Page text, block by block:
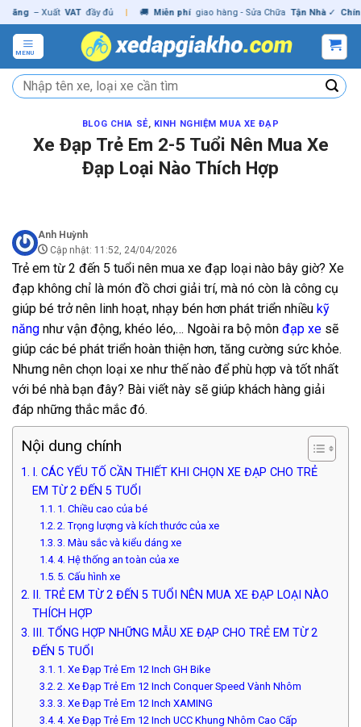
Skip
to
content
– Xuất VAT đầy đủ | 🚚 Miễn phí giao hàng - Sửa Chữa Tận Nhà ✓ Chính
MENU
Tìm
kiếm:
BLOG CHIA SẺ, KINH NGHIỆM MUA XE ĐẠP
Xe Đạp Trẻ Em 2-5 Tuổi Nên Mua Xe
Đạp Loại Nào Thích Hợp
Anh Huỳnh
Cập nhật: 11:52, 24/04/2026
Trẻ em từ 2 đến 5 tuổi nên mua xe đạp loại nào bây giờ? Xe
đạp không chỉ là món đồ chơi giải trí, mà nó còn là công cụ
giúp bé trở nên linh hoạt, nhạy bén hơn phát triển nhiều kỹ
năng như vận động, khéo léo,… Ngoài ra bộ môn đạp xe sẽ
giúp các bé phát triển hoàn thiện hơn, tăng cường sức khỏe.
Nhưng nên chọn loại xe như thế nào để phù hợp và tốt nhất
với bé nhà bạn đây? Bài viết này sẽ giúp khách hàng giải
đáp những thắc mắc đó.
Nội dung chính
I. CÁC YẾU TỐ CẦN THIẾT KHI CHỌN XE ĐẠP CHO TRẺ
EM TỪ 2 ĐẾN 5 TUỔI
1. Chiều cao của bé
2. Trọng lượng và kích thước của xe
3. Màu sắc và kiểu dáng xe
4. Hệ thống an toàn của xe
5. Cấu hình xe
II. TRẺ EM TỪ 2 ĐẾN 5 TUỔI NÊN MUA XE ĐẠP LOẠI NÀO
THÍCH HỢP
III. TỔNG HỢP NHỮNG MẪU XE ĐẠP CHO TRẺ EM TỪ 2
ĐẾN 5 TUỔI
1. Xe Đạp Trẻ Em 12 Inch GH Bike
2. Xe Đạp Trẻ Em 12 Inch Conquer Speed Vành Nhôm
3. Xe Đạp Trẻ Em 12 Inch XAMING
4. Xe Đạp Trẻ Em 12 Inch UCC Khung Nhôm Cao Cấp